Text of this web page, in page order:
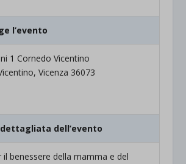
l’evento
1 Cornedo Vicentino
Vicenza 36073
dell’evento
il benessere della mamma e del